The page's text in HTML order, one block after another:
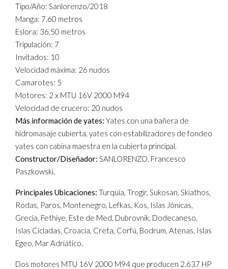
Tipo/Año: Sanlorenzo/2018
Manga: 7,60 metros
Eslora: 36,50 metros
Tripulación: 7
Invitados: 10
Velocidad máxima: 26 nudos
Camarotes: 5
Motores: 2 x MTU 16V 2000 M94
Velocidad de crucero: 20 nudos
Más información de yates: Yates con una bañera de
hidromasaje cubierta, yates con estabilizadores de fondeo
yates con cabina maestra en la cubierta principal.
Constructor/Diseñador: SANLORENZO, Francesco
Paszkowski.
Principales Ubicaciones: Turquía, Trogir, Sukosan, Skiathos,
Rodas, Paros, Montenegro, Lefkas, Kos, Islas Jónicas,
Grecia, Fethiye, Este de Med, Dubrovnik, Dodecaneso,
Islas Cícladas, Croacia, Creta, Corfú, Bodrum, Atenas, Islas
Egeo, Mar Adriático.
Dos motores MTU 16V 2000 M94 que producen 2.637 HP